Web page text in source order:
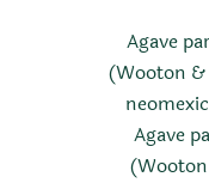
Agave
(Wooton
Agave